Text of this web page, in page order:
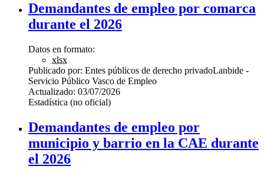
Demandantes de empleo por comarca
durante el 2026
Datos en formato:
xlsx
Publicado por: Entes públicos de derecho privadoLanbide -
Servicio Público Vasco de Empleo
Actualizado: 03/07/2026
Estadística (no oficial)
Demandantes de empleo por
municipio y barrio en la CAE durante
el 2026